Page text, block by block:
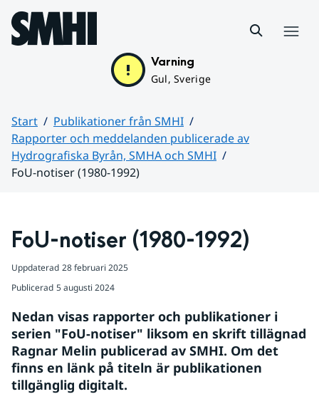
Hoppa till sidans innehåll
Varning
Gul, Sverige
Start
Publikationer från SMHI
Rapporter och meddelanden publicerade av
Hydrografiska Byrån, SMHA och SMHI
FoU-notiser (1980-1992)
FoU-notiser (1980-1992)
Uppdaterad 28 februari 2025
Publicerad 5 augusti 2024
Nedan visas rapporter och publikationer i
serien "FoU-notiser" liksom en skrift tillägnad
Ragnar Melin publicerad av SMHI. Om det
finns en länk på titeln är publikationen
tillgänglig digitalt.